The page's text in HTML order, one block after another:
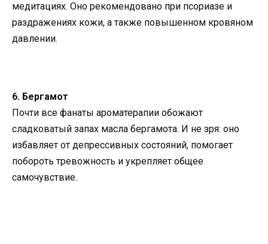
медитациях. Оно рекомендовано при псориазе и
раздражениях кожи, а также повышенном кровяном
давлении.
6. Бергамот
Почти все фанаты ароматерапии обожают
сладковатый запах масла бергамота. И не зря: оно
избавляет от депрессивных состояний, помогает
побороть тревожность и укрепляет общее
самочувствие.